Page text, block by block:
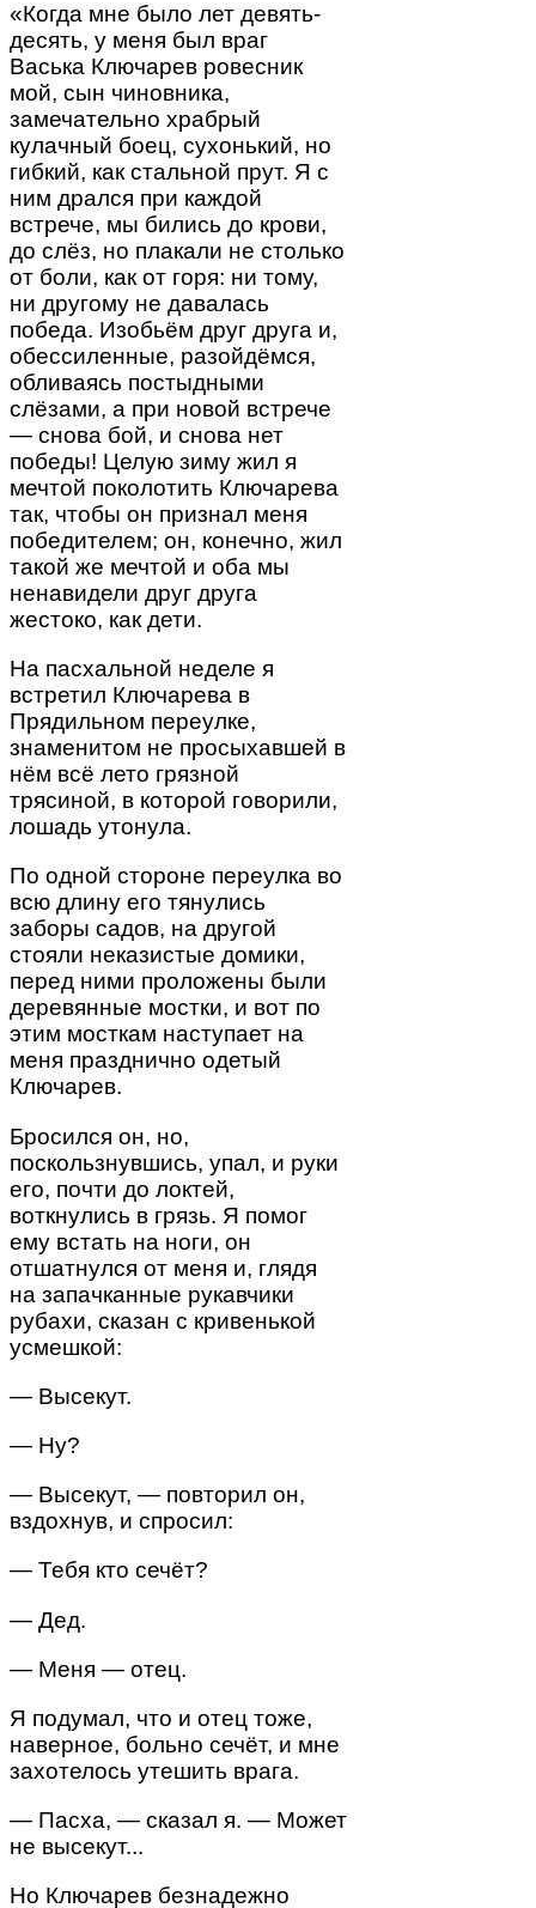
«Когда мне было лет девять-
десять, у меня был враг
Васька Ключарев ровесник
мой, сын чиновника,
замечательно храбрый
кулачный боец, сухонький, но
гибкий, как стальной прут. Я с
ним дрался при каждой
встрече, мы бились до крови,
до слёз, но плакали не столько
от боли, как от горя: ни тому,
ни другому не давалась
победа. Изобьём друг друга и,
обессиленные, разойдёмся,
обливаясь постыдными
слёзами, а при новой встрече
— снова бой, и снова нет
победы! Целую зиму жил я
мечтой поколотить Ключарева
так, чтобы он признал меня
победителем; он, конечно, жил
такой же мечтой и оба мы
ненавидели друг друга
жестоко, как дети.
На пасхальной неделе я
встретил Ключарева в
Прядильном переулке,
знаменитом не просыхавшей в
нём всё лето грязной
трясиной, в которой говорили,
лошадь утонула.
По одной стороне переулка во
всю длину его тянулись
заборы садов, на другой
стояли неказистые домики,
перед ними проложены были
деревянные мостки, и вот по
этим мосткам наступает на
меня празднично одетый
Ключарев.
Бросился он, но,
поскользнувшись, упал, и руки
его, почти до локтей,
воткнулись в грязь. Я помог
ему встать на ноги, он
отшатнулся от меня и, глядя
на запачканные рукавчики
рубахи, сказан с кривенькой
усмешкой:
— Высекут.
— Ну?
— Высекут, — повторил он,
вздохнув, и спросил:
— Тебя кто сечёт?
— Дед.
— Меня — отец.
Я подумал, что и отец тоже,
наверное, больно сечёт, и мне
захотелось утешить врага.
— Пасха, — сказал я. — Может
не высекут...
Но Ключарев безнадежно